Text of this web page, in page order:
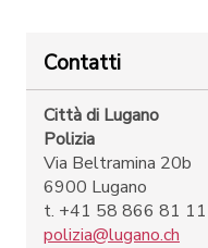
Contatti
Città di Lugano
Polizia
Via Beltramina 20b
6900 Lugano
t. +41 58 866 81 11
polizia@lugano.ch